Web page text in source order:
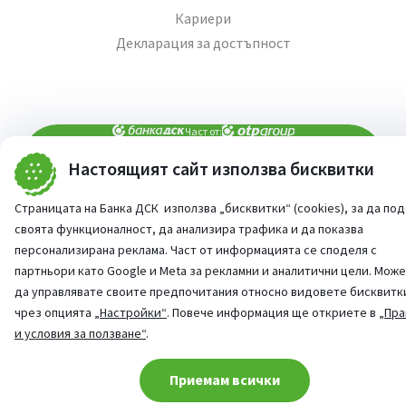
Настоящият сайт използва бисквитки
Страницата на Банка ДСК използва „бисквитки“ (cookies), за да
своята функционалност, да анализира трафика и да показва
персонализирана реклама. Част от информацията се споделя с
партньори като Google и Meta за рекламни и аналитични цели.
да управлявате своите предпочитания относно видовете
чрез опцията „Настройки“. Повече информация ще откриете в
и условия за ползване“.
Приемам всички
Кариери
Декларация за достъпност
Част от:
©2026 Всички права запазени
Сайт от:StudioX
Cookie consent change